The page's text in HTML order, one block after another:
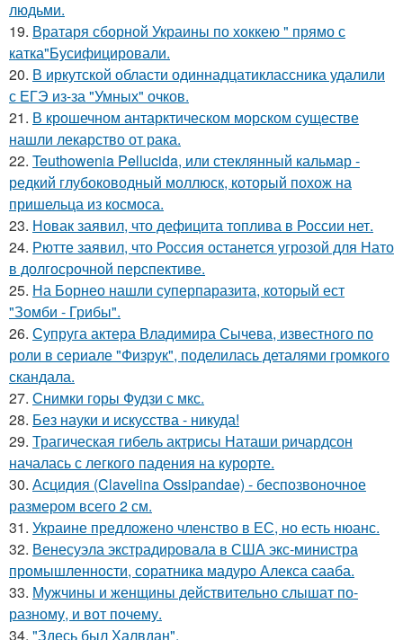
людьми.
19. Вратаря сборной Украины по хоккею " прямо с
катка"Бусифицировали.
20. В иркутской области одиннадцатиклассника удалили
с ЕГЭ из-за "Умных" очков.
21. В крошечном антарктическом морском существе
нашли лекарство от рака.
22. Teuthowenia Pellucida, или стеклянный кальмар -
редкий глубоководный моллюск, который похож на
пришельца из космоса.
23. Новак заявил, что дефицита топлива в России нет.
24. Рютте заявил, что Россия останется угрозой для Нато
в долгосрочной перспективе.
25. На Борнео нашли суперпаразита, который ест
"Зомби - Грибы".
26. Супруга актера Владимира Сычева, известного по
роли в сериале "Физрук", поделилась деталями громкого
скандала.
27. Снимки горы Фудзи с мкс.
28. Без науки и искусства - никуда!
29. Трагическая гибель актрисы Наташи ричардсон
началась с легкого падения на курорте.
30. Асцидия (Clavelina Ossipandae) - беспозвоночное
размером всего 2 см.
31. Украине предложено членство в ЕС, но есть нюанс.
32. Венесуэла экстрадировала в США экс-министра
промышленности, соратника мадуро Алекса сааба.
33. Мужчины и женщины действительно слышат по-
разному, и вот почему.
34. "Здесь был Халвдан".